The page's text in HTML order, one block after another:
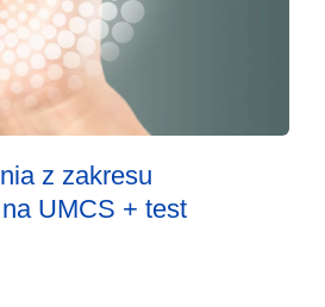
z zakresu
UMCS + test